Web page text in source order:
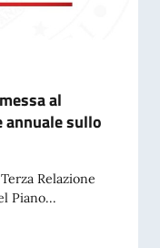
al
annuale sullo
Relazione
Piano...